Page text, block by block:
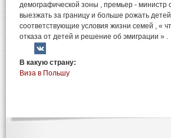
демографической зоны , премьер - министр
выезжать за границу и больше рожать
соответствующие условия жизни семей , «
отказа от детей и решение об эмиграции » .
В какую страну:
Виза в Польшу